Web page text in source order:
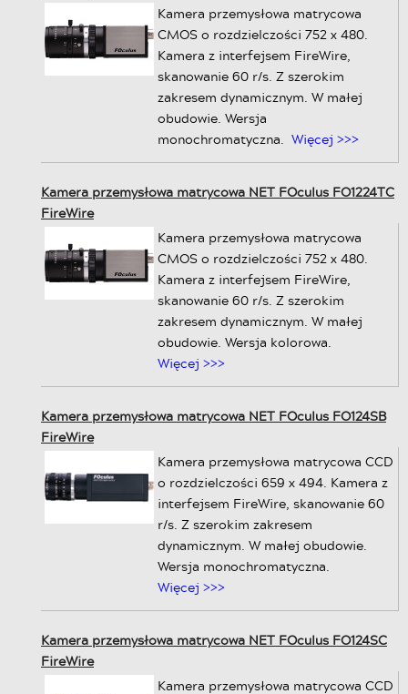
Kamera przemysłowa matrycowa
CMOS o rozdzielczości 752 x 480.
Kamera z interfejsem FireWire,
skanowanie 60 r/s. Z szerokim
zakresem dynamicznym. W małej
obudowie. Wersja
monochromatyczna. Więcej >>>
Kamera przemysłowa matrycowa NET FOculus FO1224TC
FireWire
Kamera przemysłowa matrycowa
CMOS o rozdzielczości 752 x 480.
Kamera z interfejsem FireWire,
skanowanie 60 r/s. Z szerokim
zakresem dynamicznym. W małej
obudowie. Wersja kolorowa.
Więcej >>>
Kamera przemysłowa matrycowa NET FOculus FO124SB
FireWire
Kamera przemysłowa matrycowa CCD
o rozdzielczości 659 x 494. Kamera z
interfejsem FireWire, skanowanie 60
r/s. Z szerokim zakresem
dynamicznym. W małej obudowie.
Wersja monochromatyczna.
Więcej >>>
Kamera przemysłowa matrycowa NET FOculus FO124SC
FireWire
Kamera przemysłowa matrycowa CCD